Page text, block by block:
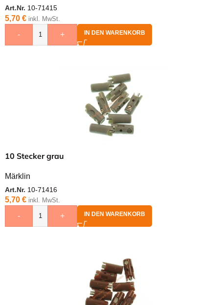
Art.Nr. 10-71415
5,70 € inkl. MwSt.
- + IN DEN WARENKORB
10 Stecker grau
Märklin
Art.Nr. 10-71416
5,70 € inkl. MwSt.
- + IN DEN WARENKORB